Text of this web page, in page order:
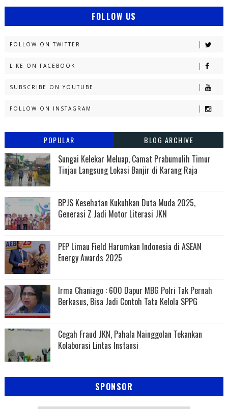
FOLLOW US
FOLLOW ON TWITTER
LIKE ON FACEBOOK
SUBSCRIBE ON YOUTUBE
FOLLOW ON INSTAGRAM
POPULAR BLOG ARCHIVE
Sungai Kelekar Meluap, Camat Prabumulih Timur
Tinjau Langsung Lokasi Banjir di Karang Raja
BPJS Kesehatan Kukuhkan Duta Muda 2025,
Generasi Z Jadi Motor Literasi JKN
PEP Limau Field Harumkan Indonesia di ASEAN
Energy Awards 2025
Irma Chaniago : 600 Dapur MBG Polri Tak Pernah
Berkasus, Bisa Jadi Contoh Tata Kelola SPPG
Cegah Fraud JKN, Pahala Nainggolan Tekankan
Kolaborasi Lintas Instansi
SPONSOR